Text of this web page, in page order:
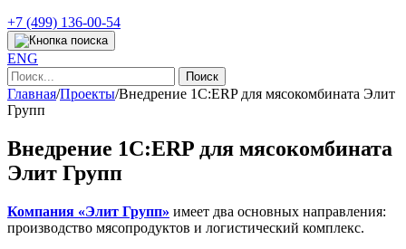
+7 (499) 136-00-54
ENG
Найти:
Главная/Проекты/Внедрение 1C:ERP для мясокомбината Элит
Групп
Внедрение 1C:ERP для мясокомбината
Элит Групп
Компания «Элит Групп» имеет два основных направления:
производство мясопродуктов и логистический комплекс.